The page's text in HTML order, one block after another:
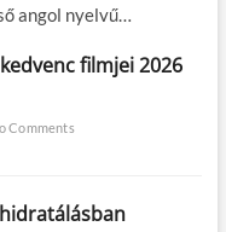
angol nyelvű…
filmjei 2026
Comments